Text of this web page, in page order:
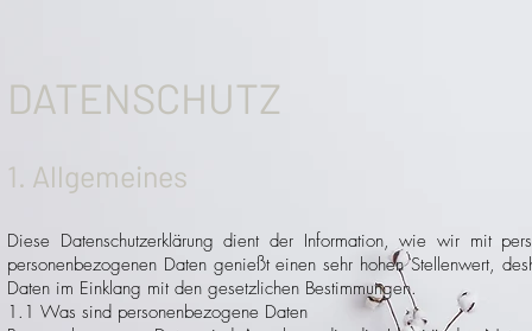
DATENSCHUTZ
1. Allgemeines
Diese Datenschutzerklärung dient der Information, wie wir mit
personenbezogenen Daten genießt einen sehr hohen Stellenwert,
Daten im Einklang mit den gesetzlichen Bestimmungen.
1.1 Was sind personenbezogene Daten